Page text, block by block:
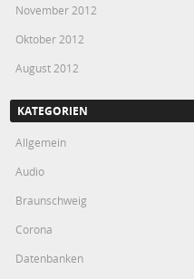
November 2012
Oktober 2012
August 2012
KATEGORIEN
Allgemein
Audio
Braunschweig
Corona
Datenbanken